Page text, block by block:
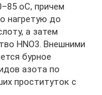
оС, причем
нагретую до
а затем
HNO3. Внешними
бурное
азота по
проституток с